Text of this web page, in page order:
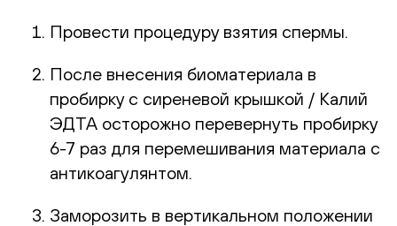
Провести процедуру взятия спермы.
После внесения биоматериала в
пробирку с сиреневой крышкой / Калий
ЭДТА осторожно перевернуть пробирку
6-7 раз для перемешивания материала с
антикоагулянтом.
Заморозить в вертикальном положении